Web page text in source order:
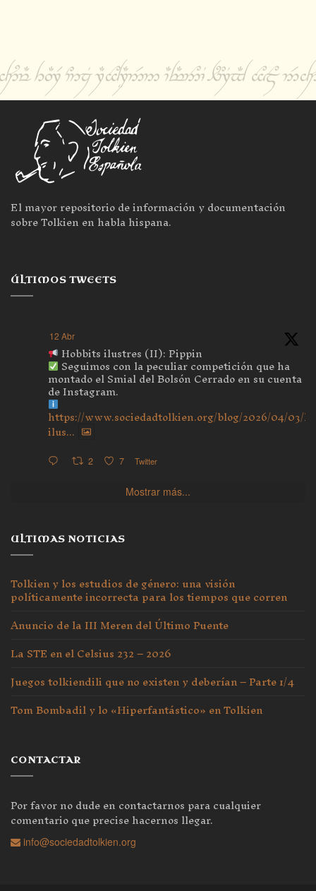
El mayor repositorio de información y documentación
sobre Tolkien en habla hispana.
ÚLTIMOS TWEETS
12 Abr
Hobbits ilustres (II): Pippin
Seguimos con la peculiar competición que ha
montado el Smial del Bolsón Cerrado en su cuenta
de Instagram.
https://www.sociedadtolkien.org/blog/2026/04/03/
ilus...
2 7 Twitter
Mostrar más...
ULTIMAS NOTICIAS
Tolkien y los estudios de género: una visión
políticamente incorrecta para los tiempos que corren
Anuncio de la III Meren del Último Puente
La STE en el Celsius 232 – 2026
Juegos tolkiendili que no existen y deberían – Parte 1/4
Tom Bombadil y lo «Hiperfantástico» en Tolkien
CONTACTAR
Por favor no dude en contactarnos para cualquier
comentario que precise hacernos llegar.
info@sociedadtolkien.org